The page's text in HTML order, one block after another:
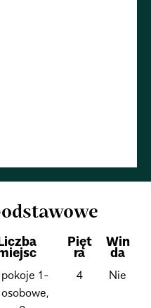
pokoje 1-
osobowe,
Pięt
ra
4
Win
da
Nie